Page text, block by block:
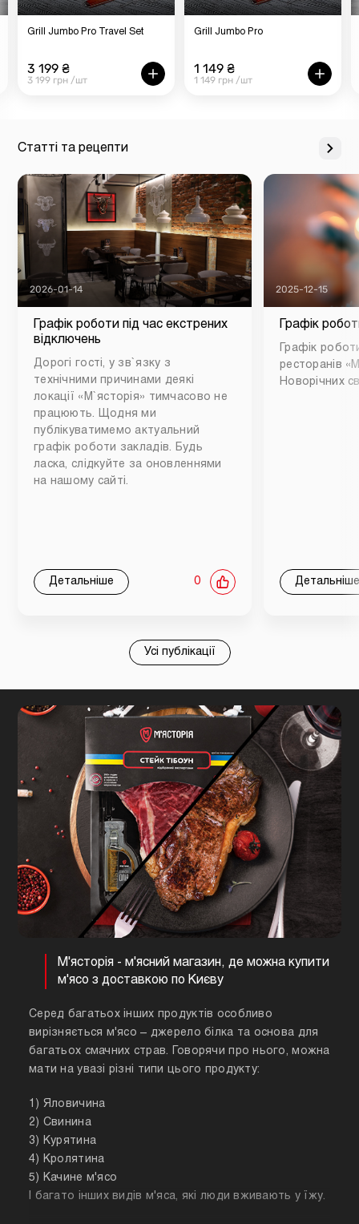
Grill Jumbo Pro Travel Set
3 199 ₴
3 199 грн /шт
Grill Jumbo Pro
1 149 ₴
1 149 грн /шт
Статті та рецепти
2026-01-14
Графік роботи під час екстрених
відключень
Дорогі гості, у зв`язку з
технічними причинами деякі
локації «М`ясторія» тимчасово не
працюють. Щодня ми
публікуватимемо актуальний
графік роботи закладів. Будь
ласка, слідкуйте за оновленнями
на нашому сайті.
Детальніше 0
2025-12-15
Графік
Графік
ресторанів
Новорічних
Детальніше
Усі публікації
М'ясторія - м'ясний магазин, де можна купити
м'ясо з доставкою по Києву
Серед багатьох інших продуктів особливо
вирізняється м'ясо – джерело білка та основа для
багатьох смачних страв. Говорячи про нього, можна
мати на увазі різні типи цього продукту:
1) Яловичина
2) Свинина
3) Курятина
4) Кролятина
5) Качине м'ясо
І багато інших видів м'яса, які люди вживають у їжу.